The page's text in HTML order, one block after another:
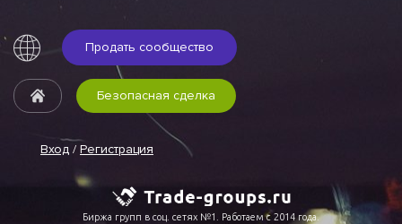
Продать сообщество
Вход / Регистрация
Безопасная сделка
Биржа групп в соц. сетях №1. Работаем с 2014 года.